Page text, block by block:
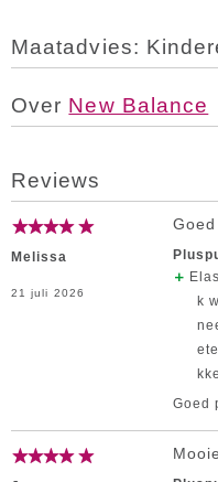
Maatadvies:
Over New Balance
Reviews
Melissa
21 juli 2026
k
Goed